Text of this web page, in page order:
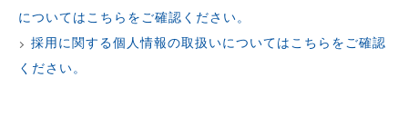
についてはこちらをご確認ください。
採用に関する個人情報の取扱いについてはこちらをご確認
ください。